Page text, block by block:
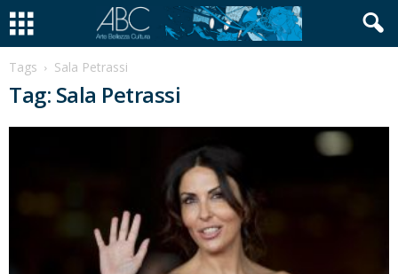
Tags Sala Petrassi
Tag: Sala Petrassi